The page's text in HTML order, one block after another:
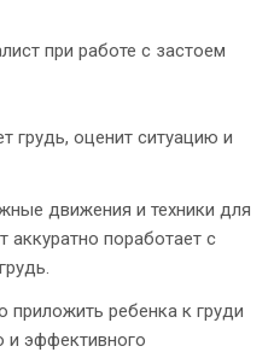
при работе с застоем
грудь, оценит ситуацию и
движения и техники для
аккуратно поработает с
ребенка к груди
и эффективного